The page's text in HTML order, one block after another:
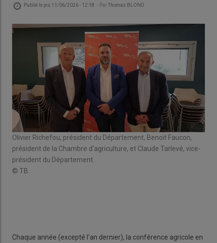
Publié le jeu 11/06/2026 - 12:18 - ParThomas BLOND
Olivier Richefou, président du Département, Benoit Faucon,
président de la Chambre d'agriculture, et Claude Tarlevé, vice-
président du Département.
© TB
Chaque année (excepté l'an dernier), la conférence agricole en